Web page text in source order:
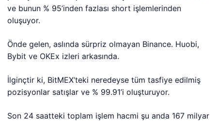
ve bunun % 95’inden fazlası short işlemlerinden
oluşuyor.
Önde gelen, aslında sürpriz olmayan Binance. Huobi,
Bybit ve OKEx izleri arkasında.
İlginçtir ki, BitMEX’teki neredeyse tüm tasfiye edilmiş
pozisyonlar satışlar ve % 99.91’i oluşturuyor.
Son 24 saatteki toplam işlem hacmi şu anda 167 milyar